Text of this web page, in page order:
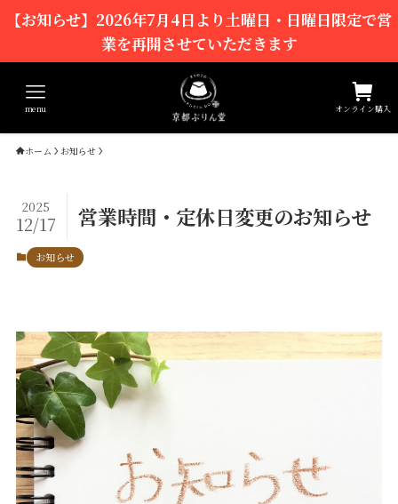
【お知らせ】2026年7月4日より土曜日・日曜日限定で営
業を再開させていただきます
オンライン購入
menu
ホーム お知らせ
営業時間・定休日変更のお知らせ
2025
12/17
お知らせ